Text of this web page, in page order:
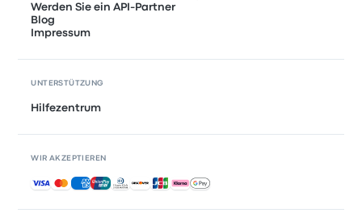
Werden Sie ein API-Partner
Blog
Impressum
UNTERSTÜTZUNG
Hilfezentrum
WIR AKZEPTIEREN
Akzeptierte Zahlungsmethoden